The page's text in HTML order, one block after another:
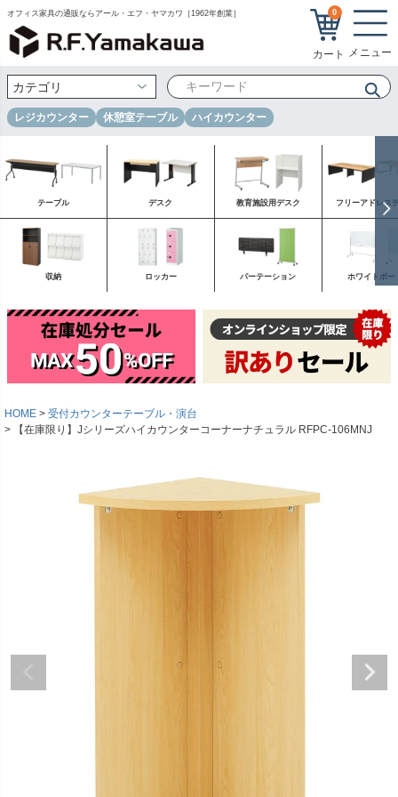
オフィス家具の通販ならアール・エフ・ヤマカワ［1962年創業］ 0
レジカウンター 休憩室テーブル ハイカウンター
テーブル デスク 教育施設用デスク フリーアドレス
収納 ロッカー パーテーション ホワイトボー
HOME
受付カウンターテーブル・演台
【在庫限り】Jシリーズハイカウンターコーナーナチュラル RFPC-106MNJ